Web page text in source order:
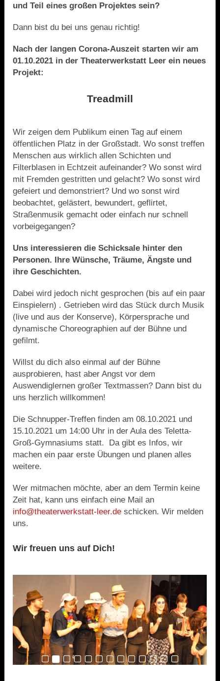
und Teil eines großen Projektes sein?
Dann bist du bei uns genau richtig!
Nach der langen Corona-Auszeit starten wir am
01.10.2021 in der Theaterwerkstatt Leer ein neues
Projekt:
Treadmill
Wir zeigen dem Publikum einen Tag auf einem
öffentlichen Platz in der Großstadt. Wo sonst treffen
Menschen aus wirklich allen Schichten und
Filterblasen in Echtzeit aufeinander? Wo sonst wird
mit Fremden gestritten und gelacht? Wo sonst wird
gefeiert und demonstriert? Und wo sonst wird
beobachtet, gelästert, bewundert, geflirtet,
Straßenmusik gemacht oder einfach nur schnell
vorbeigegangen?
Uns interessieren die Schicksale hinter den
Personen. Ihre Wünsche, Träume, Ängste und
ihre Geschichten.
Dabei wird jedoch nicht gesprochen (bis auf ein paar
Einspielern) . Getrieben wird das Stück durch Musik
(live und aus der Konserve), Körpersprache und
dynamische Choreographien auf der Bühne und
gefilmt.
Willst du dich also einmal auf der Bühne
ausprobieren, hast aber Angst vor dem
Auswendiglernen großer Textmassen? Dann bist du
uns herzlich willkommen!
Die Schnupper-Treffen finden am 08.10.2021 und
15.10.2021 um 14:00 Uhr in der Aula des Teletta-
Groß-Gymnasiums statt. Da gibt es Infos, wir
machen ein paar erste Übungen und planen alles
weitere.
Wer mitmachen möchte, aber an dem Termin keine
Zeit hat, kann uns einfach eine Mail an
info@theaterwerkstatt-leer.de schicken. Wir melden
uns.
Wir freuen uns auf Dich!